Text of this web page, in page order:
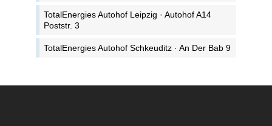
TotalEnergies Autohof Leipzig · Autohof A14
Poststr. 3
TotalEnergies Autohof Schkeuditz · An Der Bab 9